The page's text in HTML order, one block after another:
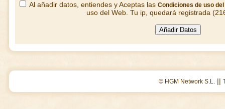
Al añadir datos, entiendes y Aceptas las Condiciones de uso del
uso del Web. Tu ip, quedará registrada
© HGM Network S.L. ||